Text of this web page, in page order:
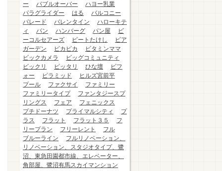
ー
バブルオーバー
ハヨー乳業
パラグライダー
はる
バルコニー
パレード
バレンタイン
ハローキテ
ィ
パン ハンバーグ パン屋
ビ
ーコルセアーズ
ビートたけし
ビア
ガーデン
ピカピカ
ビタミンママ
ビックカメラ
ビッグコミュニティ
ビックリ
ピッタリ ひな壇
ビフ
ォー
ピラミッド
ヒルズ宮前平
プール
ファクサイ
ファミリー
ファミリータイプ
ファンタジースプ
リングス
フェア
フェニックス
プチドーナツ
プライマルシティ
プ
ラス
フラット フラット３５
フ
リープラン
フリーレント
フル
ブルーライン
フルリノベーション、
リノベーション、スタジオタイプ、鷺
沼、東急田園都市線、エレベーター、
角部屋、鷺沼有馬スカイマンション